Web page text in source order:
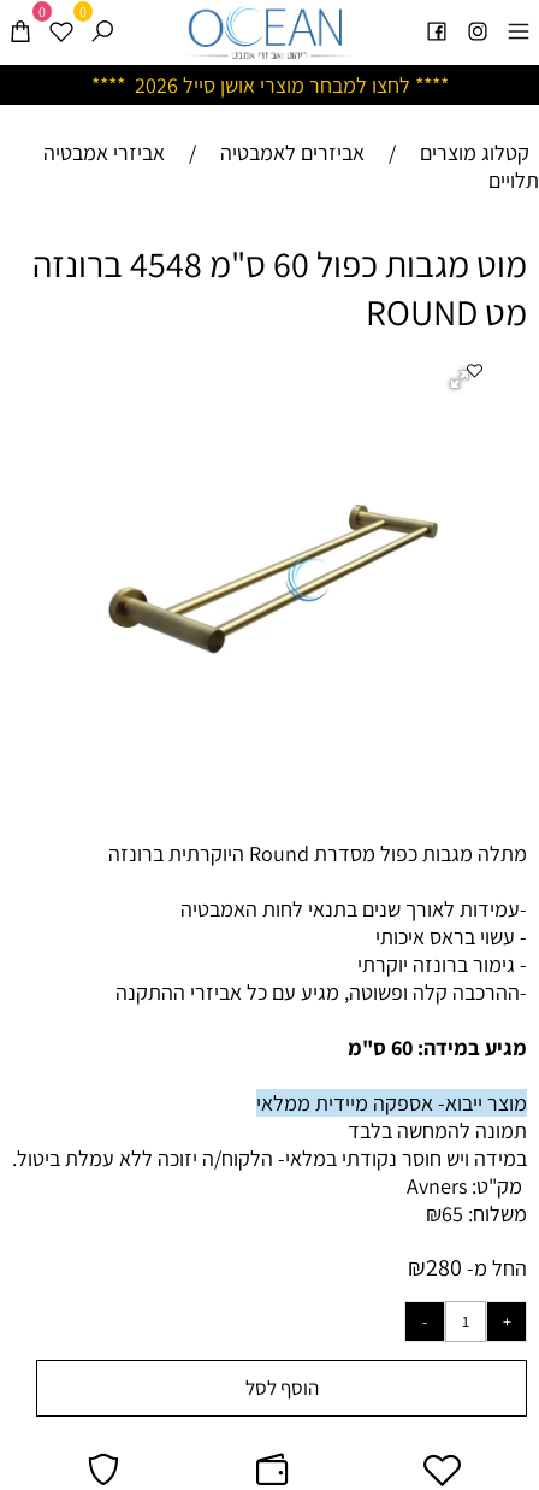
**** לחצו למבחר מוצרי אושן סייל 2026 ****
0 0
קטלוג מוצרים / אביזרים לאמבטיה /
אביזרי אמבטיה
תלויים
מוט מגבות כפול 60 ס"מ 4548 ברונזה
מט ROUND
מתלה מגבות כפול מסדרת Round היוקרתית ברונזה
-עמידות לאורך שנים בתנאי לחות האמבטיה
- עשוי בראס איכותי
- גימור ברונזה יוקרתי
-ההרכבה קלה ופשוטה, מגיע עם כל אביזרי ההתקנה
מגיע במידה: 60 ס"מ
מוצר ייבוא- אספקה מיידית ממלאי
תמונה להמחשה בלבד
במידה ויש חוסר נקודתי במלאי- הלקוח/ה יזוכה ללא עמלת ביטול.
מק"ט: Avners
משלוח:
₪65
החל מ-
₪280
הוסף לסל